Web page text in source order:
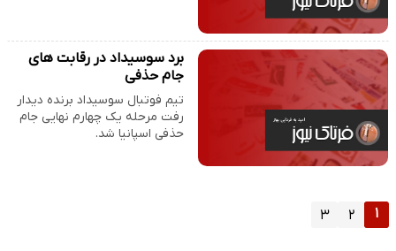
برد سوسیداد در رقابت های
جام حذفی
تیم فوتبال سوسیداد برنده دیدار
رفت مرحله یک چهارم نهایی جام
حذفی اسپانیا شد.
۱ ۲ ۳